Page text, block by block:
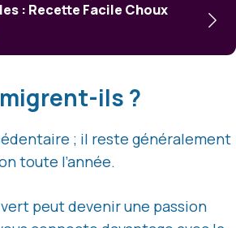
: Recette Facile Choux
ils ?
; il reste généralement
toute l’année.
peut devenir une passion